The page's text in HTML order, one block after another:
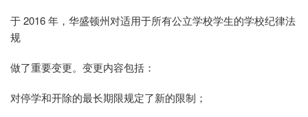
于 2016 年，华盛顿州对适用于所有公立学校学生的学校纪律法
规
做了重要变更。变更内容包括：
对停学和开除的最长期限规定了新的限制；